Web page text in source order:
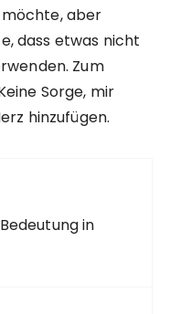
aber
dass etwas nicht
Zum
Sorge, mir
hinzufügen.
in